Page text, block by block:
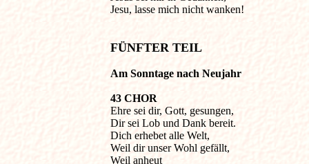
Jesu, lasse mich nicht wanken!
FÜNFTER TEIL
Am Sonntage nach Neujahr
43 CHOR
Ehre sei dir, Gott, gesungen,
Dir sei Lob und Dank bereit.
Dich erhebet alle Welt,
Weil dir unser Wohl gefällt,
Weil anheut